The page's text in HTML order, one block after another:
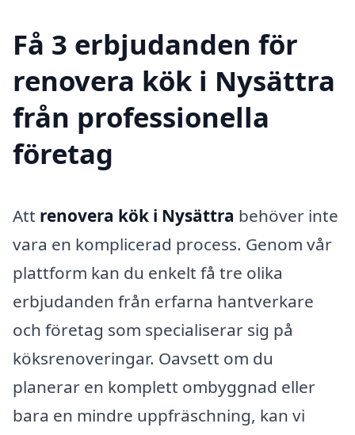
Få 3 erbjudanden för
renovera kök i Nysättra
från professionella
företag
Att renovera kök i Nysättra behöver inte
vara en komplicerad process. Genom vår
plattform kan du enkelt få tre olika
erbjudanden från erfarna hantverkare
och företag som specialiserar sig på
köksrenoveringar. Oavsett om du
planerar en komplett ombyggnad eller
bara en mindre uppfräschning, kan vi